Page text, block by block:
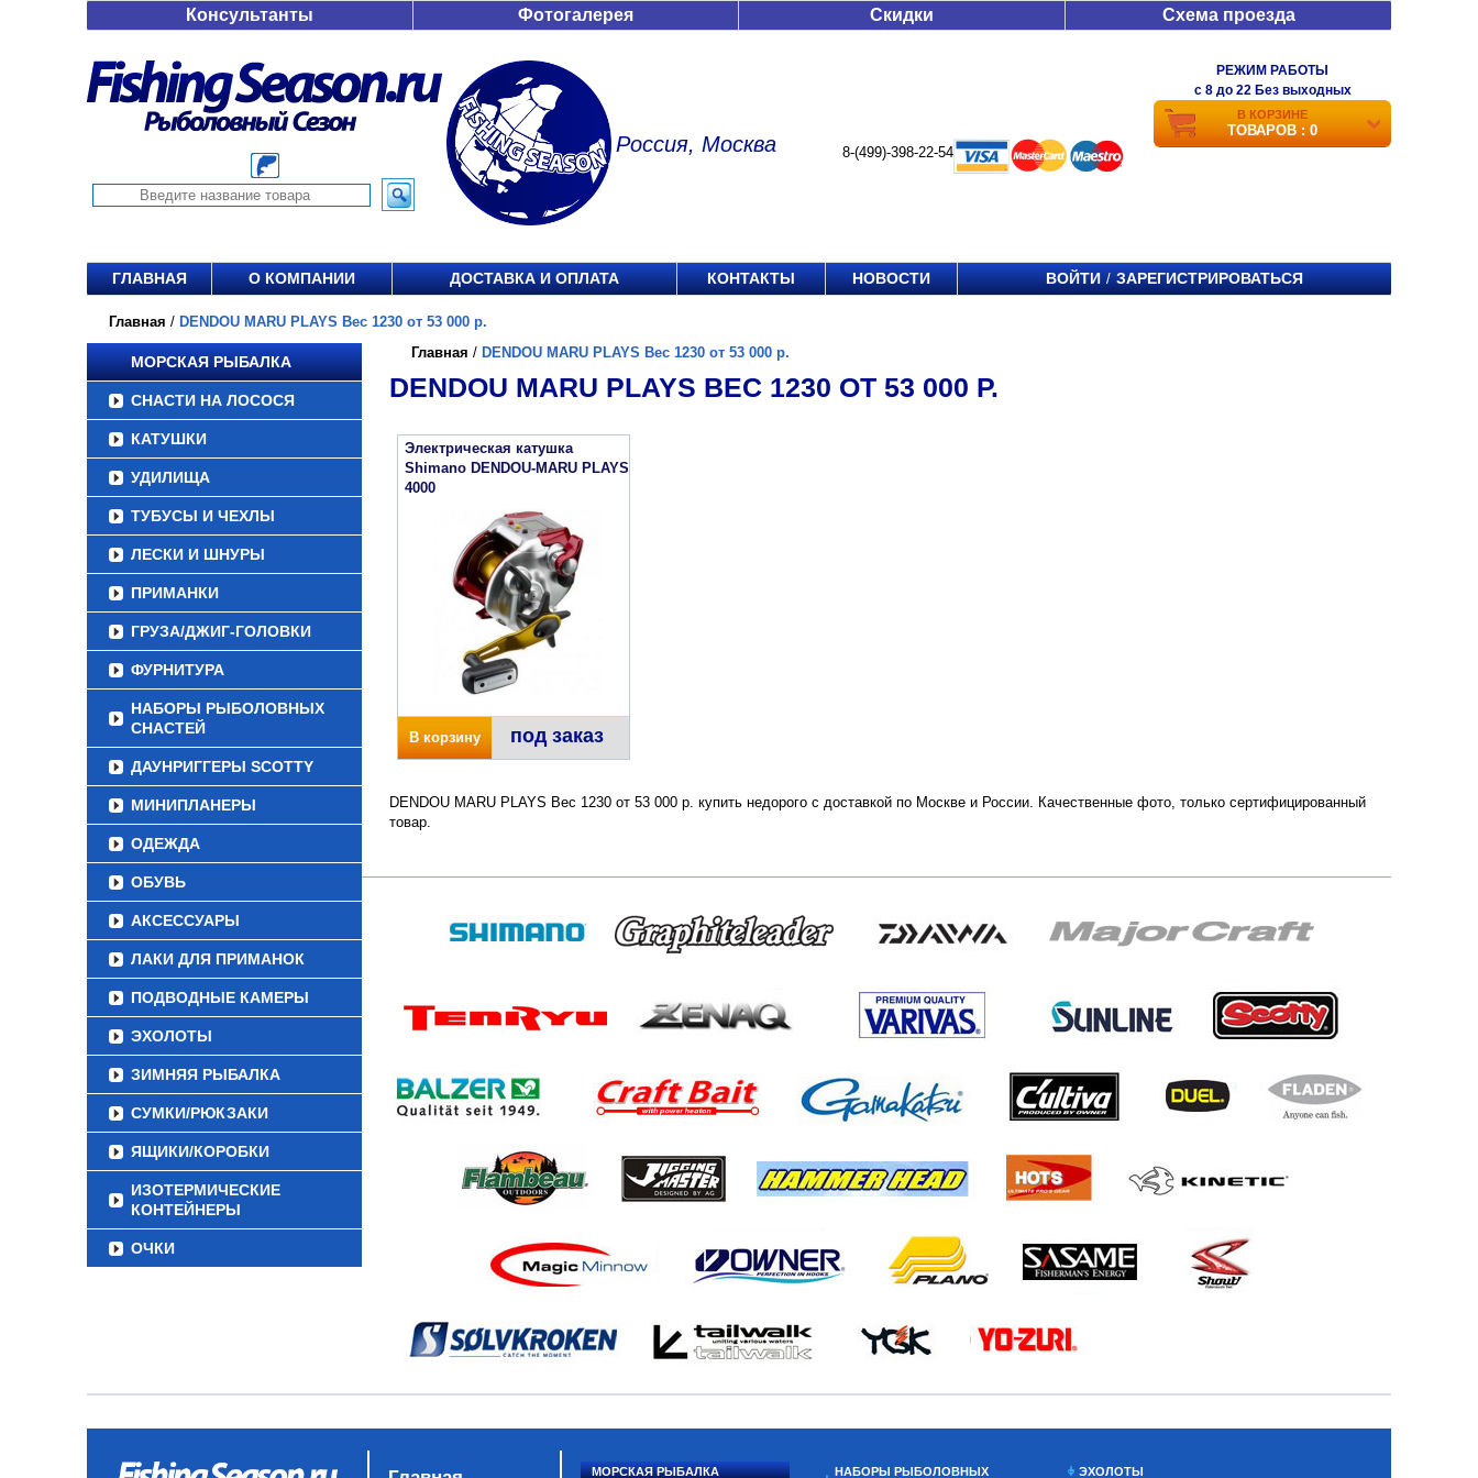
Консультанты Фотогалерея Скидки Схема проезда
Россия, Москва 8-(499)-398-22-54
РЕЖИМ РАБОТЫ
c 8 до 22 Без выходных
В КОРЗИНЕ
ТОВАРОВ : 0
ГЛАВНАЯ О КОМПАНИИ ДОСТАВКА И ОПЛАТА КОНТАКТЫ НОВОСТИ ВОЙТИ / ЗАРЕГИСТРИРОВАТЬСЯ
Главная / DENDOU MARU PLAYS Вес 1230 от 53 000 р.
МОРСКАЯ РЫБАЛКА
СНАСТИ НА ЛОСОСЯ
КАТУШКИ
УДИЛИЩА
ТУБУСЫ И ЧЕХЛЫ
ЛЕСКИ И ШНУРЫ
ПРИМАНКИ
ГРУЗА/ДЖИГ-ГОЛОВКИ
ФУРНИТУРА
НАБОРЫ РЫБОЛОВНЫХ
СНАСТЕЙ
ДАУНРИГГЕРЫ SCOTTY
МИНИПЛАНЕРЫ
ОДЕЖДА
ОБУВЬ
АКСЕССУАРЫ
ЛАКИ ДЛЯ ПРИМАНОК
ПОДВОДНЫЕ КАМЕРЫ
ЭХОЛОТЫ
ЗИМНЯЯ РЫБАЛКА
СУМКИ/РЮКЗАКИ
ЯЩИКИ/КОРОБКИ
ИЗОТЕРМИЧЕСКИЕ
КОНТЕЙНЕРЫ
ОЧКИ
Главная / DENDOU MARU PLAYS Вес 1230 от 53 000 р.
DENDOU MARU PLAYS ВЕС 1230 ОТ 53 000 Р.
Электрическая катушка
Shimano DENDOU-MARU PLAYS
4000
В корзину под заказ
DENDOU MARU PLAYS Вес 1230 от 53 000 р. купить недорого с доставкой по Москве и России. Качественные фото, только сертифицированный
товар.
МОРСКАЯ РЫБАЛКА НАБОРЫ РЫБОЛОВНЫХ ЭХОЛОТЫ